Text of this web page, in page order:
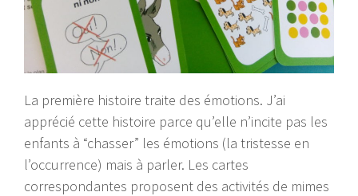
La première histoire traite des émotions. J’ai
apprécié cette histoire parce qu’elle n’incite pas les
enfants à “chasser” les émotions (la tristesse en
l’occurrence) mais à parler. Les cartes
correspondantes proposent des activités de mimes